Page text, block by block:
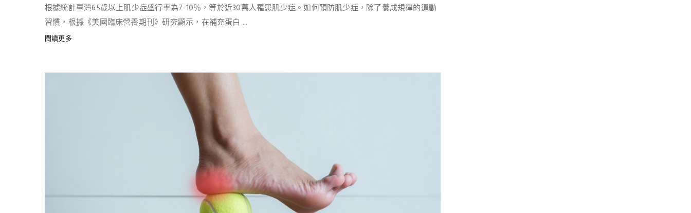
根據統計臺灣65歲以上肌少症盛行率為7-10％，等於近30萬人罹患肌少症。如何預防肌少症，除了養成規律的運動
習慣，根據《美國臨床營養期刊》研究顯示，在補充蛋白 ...
閱讀更多